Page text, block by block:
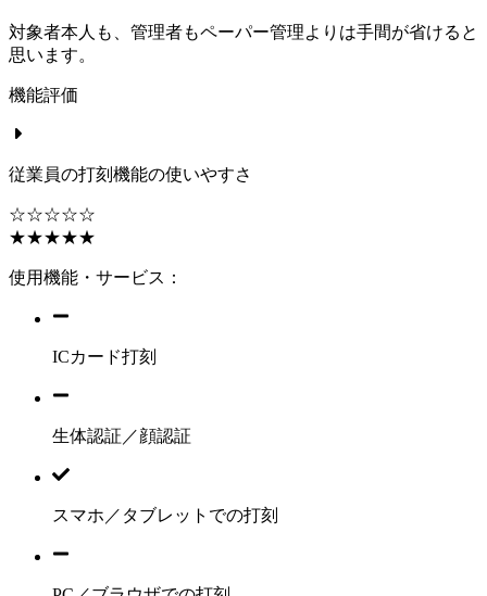
対象者本人も、管理者もペーパー管理よりは手間が省けると
思います。
機能評価
従業員の打刻機能の使いやすさ
☆☆☆☆☆
★★★★★
使用機能・サービス：
ICカード打刻
生体認証／顔認証
スマホ／タブレットでの打刻